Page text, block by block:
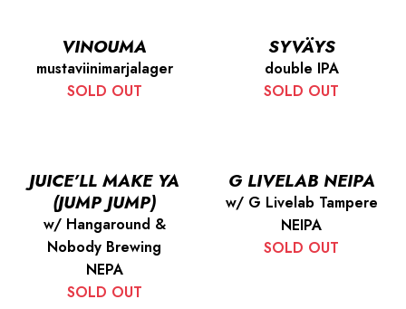
VINOUMA
mustaviinimarjalager
SOLD OUT
SYVÄYS
double IPA
SOLD OUT
JUICE’LL MAKE YA
(JUMP JUMP)
w/ Hangaround &
Nobody Brewing
NEPA
SOLD OUT
G LIVELAB NEIPA
w/ G Livelab Tampere
NEIPA
SOLD OUT